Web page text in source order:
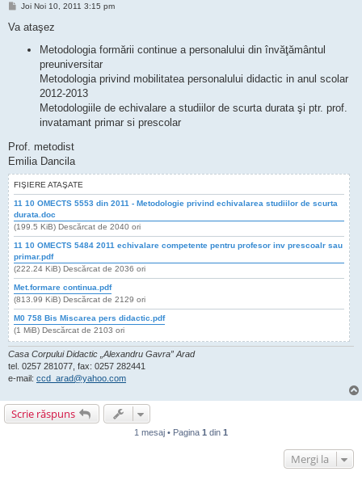
M
s
Joi Noi 10, 2011 3:15 pm
Va ataşez
Metodologia formării continue a personalului din învăţământul
preuniversitar
Metodologia privind mobilitatea personalului didactic in anul scolar
2012-2013
Metodologiile de echivalare a studiilor de scurta durata şi ptr. prof.
invatamant primar si prescolar
Prof. metodist
Emilia Dancila
FIŞIERE ATAŞATE
11 10 OMECTS 5553 din 2011 - Metodologie privind echivalarea studiilor de scurta
durata.doc
(199.5 KiB) Descărcat de 2040 ori
11 10 OMECTS 5484 2011 echivalare competente pentru profesor inv prescoalr sau
primar.pdf
(222.24 KiB) Descărcat de 2036 ori
Met.formare continua.pdf
(813.99 KiB) Descărcat de 2129 ori
M0 758 Bis Miscarea pers didactic.pdf
(1 MiB) Descărcat de 2103 ori
Casa Corpului Didactic „Alexandru Gavra” Arad
tel. 0257 281077, fax: 0257 282441
e-mail: ccd_arad@yahoo.com
Scrie răspuns
1 mesaj • Pagina 1 din 1
Mergi la